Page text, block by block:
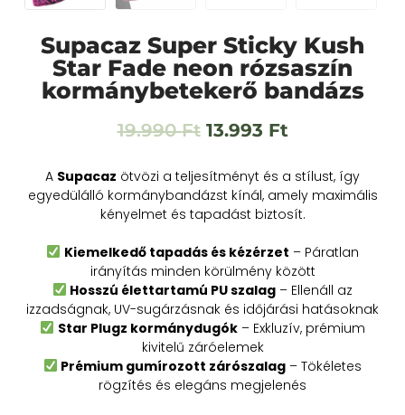
Supacaz Super Sticky Kush
Star Fade neon rózsaszín
kormánybetekerő bandázs
19.990Ft 13.993 Ft
A Supacaz ötvözi a teljesítményt és a stílust, így
egyedülálló kormánybandázst kínál, amely maximális
kényelmet és tapadást biztosít.
Kiemelkedő tapadás és kézérzet – Páratlan
irányítás minden körülmény között
Hosszú élettartamú PU szalag – Ellenáll az
izzadságnak, UV-sugárzásnak és időjárási hatásoknak
Star Plugz kormánydugók– Exkluzív, prémium
kivitelű záróelemek
Prémium gumírozott zárószalag – Tökéletes
rögzítés és elegáns megjelenés